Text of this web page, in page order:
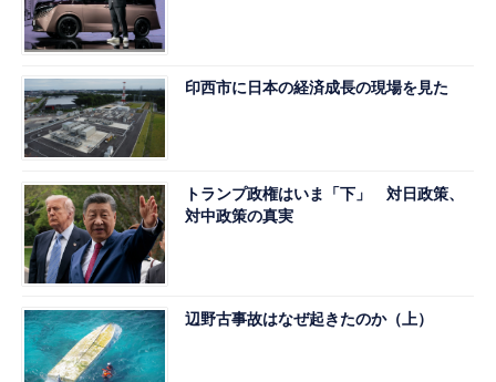
印西市に日本の経済成長の現場を見た
トランプ政権はいま「下」 対日政策、
対中政策の真実
辺野古事故はなぜ起きたのか（上）